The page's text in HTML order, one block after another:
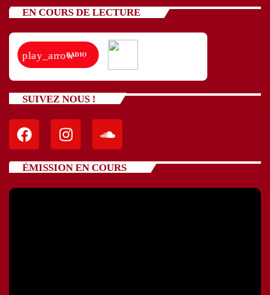
EN COURS DE LECTURE
play_arrowRADIO
SUIVEZ NOUS !
ÉMISSION EN COURS